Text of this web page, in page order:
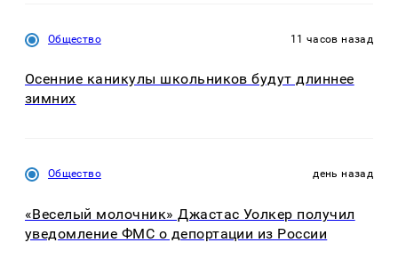
Общество 11 часов назад
Осенние каникулы школьников будут длиннее
зимних
Общество день назад
«Веселый молочник» Джастас Уолкер получил
уведомление ФМС о депортации из России